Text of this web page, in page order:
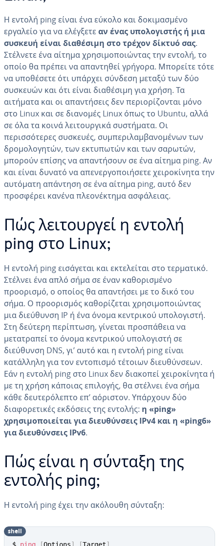
Η εντολή ping είναι ένα εύκολο και δοκιμασμένο
εργαλείο για να ελέγξετε αν ένας υπολογιστής ή μια
συσκευή είναι διαθέσιμη στο τρέχον δίκτυό σας.
Στέλνετε ένα αίτημα χρησιμοποιώντας την εντολή, το
οποίο θα πρέπει να απαντηθεί γρήγορα. Μπορείτε τότε
να υποθέσετε ότι υπάρχει σύνδεση μεταξύ των δύο
συσκευών και ότι είναι διαθέσιμη για χρήση. Τα
αιτήματα και οι απαντήσεις δεν περιορίζονται μόνο
στο Linux και σε διανομές Linux όπως το Ubuntu, αλλά
σε όλα τα κοινά λειτουργικά συστήματα. Οι
περισσότερες συσκευές, συμπεριλαμβανομένων των
δρομολογητών, των εκτυπωτών και των σαρωτών,
μπορούν επίσης να απαντήσουν σε ένα αίτημα ping. Αν
και είναι δυνατό να απενεργοποιήσετε χειροκίνητα την
αυτόματη απάντηση σε ένα αίτημα ping, αυτό δεν
προσφέρει κανένα πλεονέκτημα ασφάλειας.
Πώς λειτουργεί η εντολή
ping στο Linux;
Η εντολή ping εισάγεται και εκτελείται στο τερματικό.
Στέλνει ένα απλό σήμα σε έναν καθορισμένο
προορισμό, ο οποίος θα απαντήσει με το δικό του
σήμα. Ο προορισμός καθορίζεται χρησιμοποιώντας
μια διεύθυνση IP ή ένα όνομα κεντρικού υπολογιστή.
Στη δεύτερη περίπτωση, γίνεται προσπάθεια να
μετατραπεί το όνομα κεντρικού υπολογιστή σε
διεύθυνση DNS, γι’ αυτό και η εντολή ping είναι
κατάλληλη για τον εντοπισμό τέτοιων διευθύνσεων.
Εάν η εντολή ping στο Linux δεν διακοπεί χειροκίνητα ή
με τη χρήση κάποιας επιλογής, θα στέλνει ένα σήμα
κάθε δευτερόλεπτο επ’ αόριστον. Υπάρχουν δύο
διαφορετικές εκδόσεις της εντολής: η «ping»
χρησιμοποιείται για διευθύνσεις IPv4 και η «ping6»
για διευθύνσεις IPv6.
Πώς είναι η σύνταξη της
εντολής ping;
Η εντολή ping έχει την ακόλουθη σύνταξη:
shell